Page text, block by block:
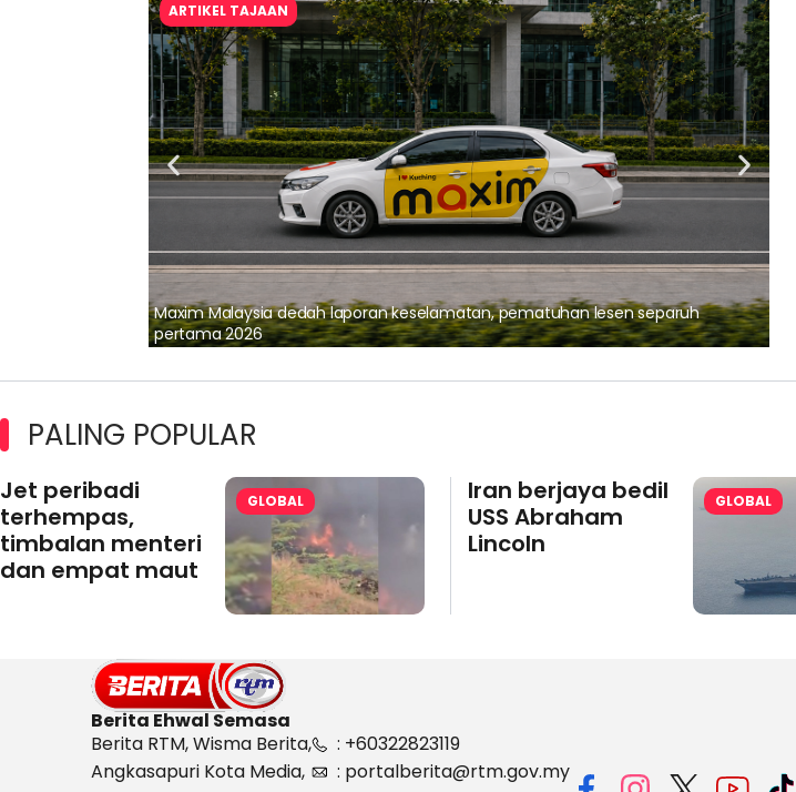
ARTIKEL TAJAAN
Maxim Malaysia dedah laporan keselamatan, pematuhan lesen separuh
pertama 2026
PALING POPULAR
Jet peribadi
terhempas,
timbalan menteri
dan empat maut
GLOBAL
Iran berjaya bedil
USS Abraham
Lincoln
GLOBAL
Berita Ehwal Semasa
Berita RTM, Wisma Berita,
Angkasapuri Kota Media,
: +60322823119
: portalberita@rtm.gov.my